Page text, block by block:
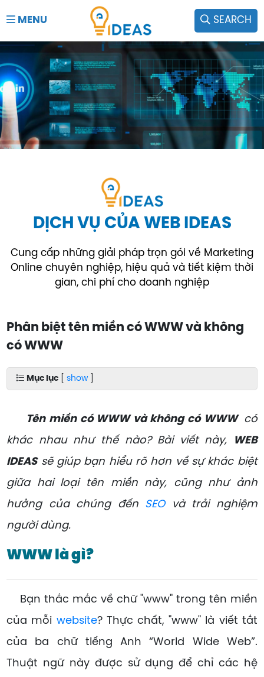
MENU SEARCH
DỊCH VỤ CỦA WEB IDEAS
Cung cấp những giải pháp trọn gói về Marketing
Online chuyên nghiệp, hiệu quả và tiết kiệm thời
gian, chi phí cho doanh nghiệp
Phân biệt tên miền có WWW và không
có WWW
Mục lục [show]
Tên miền có WWW và không có WWW có
khác nhau như thế nào? Bài viết này,
WEB
IDEASsẽ giúp bạn hiểu rõ hơn về sự khác biệt
giữa hai loại tên miền này, cũng như ảnh
hưởng của chúng đến SEOvà trải nghiệm
người dùng.
WWW là gì?
Bạn thắc mắc về chữ "www" trong tên miền
của mỗi website? Thực chất, "www" là viết tắt
của ba chữ tiếng Anh “World Wide Web”.
Thuật ngữ này được sử dụng để chỉ các hệ